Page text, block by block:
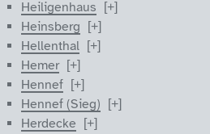
Heiligenhaus
Heinsberg
Hellenthal
Hemer
Hennef
Hennef (Sieg)
Herdecke